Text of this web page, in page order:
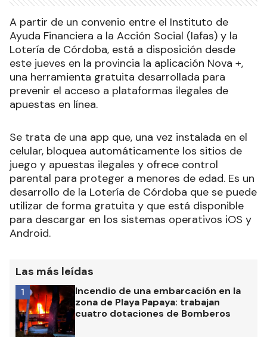
A partir de un convenio entre el Instituto de
Ayuda Financiera a la Acción Social (Iafas) y la
Lotería de Córdoba, está a disposición desde
este jueves en la provincia la aplicación Nova +,
una herramienta gratuita desarrollada para
prevenir el acceso a plataformas ilegales de
apuestas en línea.
Se trata de una app que, una vez instalada en el
celular, bloquea automáticamente los sitios de
juego y apuestas ilegales y ofrece control
parental para proteger a menores de edad. Es un
desarrollo de la Lotería de Córdoba que se puede
utilizar de forma gratuita y que está disponible
para descargar en los sistemas operativos iOS y
Android.
Las más leídas
Incendio de una embarcación en la
zona de Playa Papaya: trabajan
cuatro dotaciones de Bomberos
1